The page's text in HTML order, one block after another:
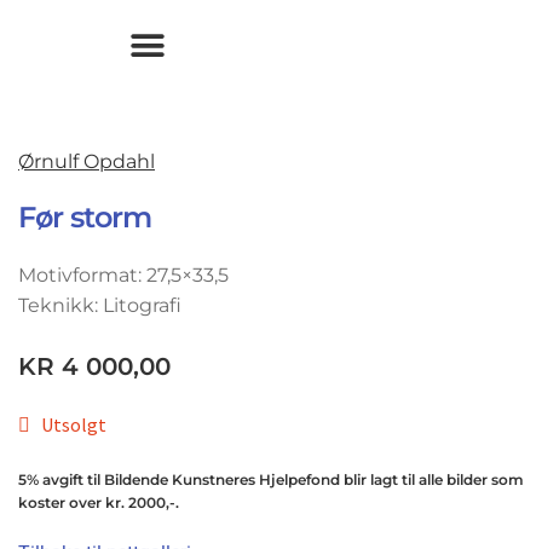
Ørnulf Opdahl
Før storm
Motivformat: 27,5×33,5
Teknikk: Litografi
KR 4 000,00
Utsolgt
5% avgift til Bildende Kunstneres Hjelpefond blir lagt til alle bilder som
koster over kr. 2000,-.